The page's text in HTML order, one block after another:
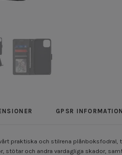
GPSR INFORMATION
vårt praktiska och stilrena
stötar och andra vardagliga skador,